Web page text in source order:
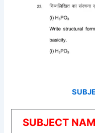
SUBJECT